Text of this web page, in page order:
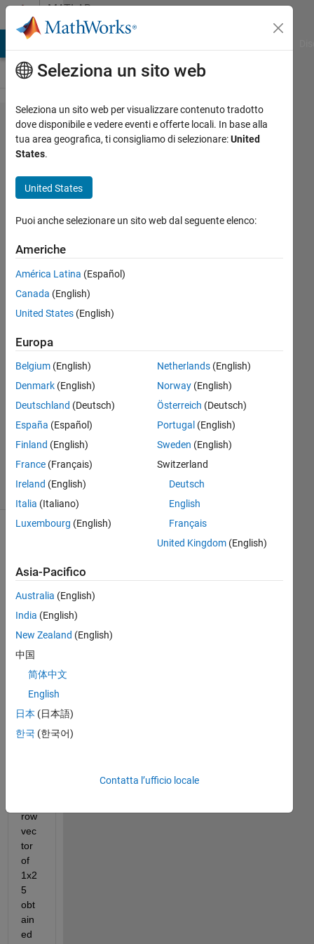
Vai al contenutoMATLAB
Answers
How do I find
a single value
corresponding
different
tables?
Akshay
Panchwagh
16 Mar
2022
1
Risposta
Aggiornato
20 Mar
2022
10
(30 giorni)
So I
hav
e a
TL
AB
cod
row
vec
tor
of
1x2
5
obt
ain
ed
Seleziona un sito web
Seleziona un sito web per visualizzare contenuto tradotto
dove disponibile e vedere eventi e offerte locali. In base alla
tua area geografica, ti consigliamo di selezionare:United
States.
United States
Puoi anche selezionare un sito web dal seguente elenco:
Americhe
América Latina (Español)
Canada (English)
United States (English)
Europa
Belgium (English)
Denmark (English)
Deutschland (Deutsch)
España (Español)
Finland (English)
France (Français)
Ireland (English)
Italia (Italiano)
Luxembourg (English)
Netherlands(English)
Norway(English)
Österreich (Deutsch)
Portugal (English)
Sweden (English)
Switzerland
Deutsch
English
Français
United Kingdom(English)
Asia-Pacifico
Australia (English)
India (English)
New Zealand (English)
中国
简体中文
English
日本 (日本語)
한국 (한국어)
Contatta l’ufficio locale